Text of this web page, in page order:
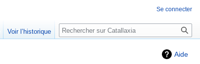
Aide
Se connecter
Voir l’historique Rechercher